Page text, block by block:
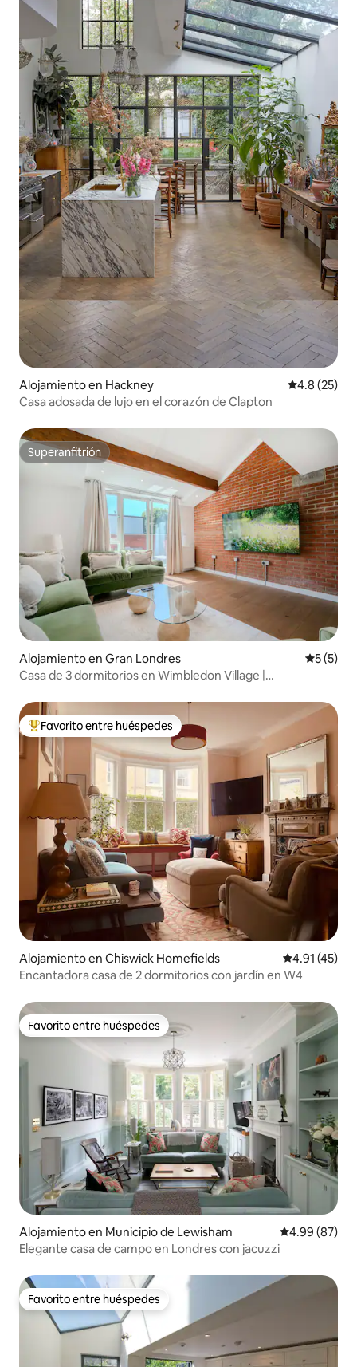
Alojamiento en Hackney Calificación
4.8 (25)
Casa adosada de lujo en el corazón de Clapton
Superanfitrión
Superanfitrión
Alojamiento en Gran Londres
5 (5)
Casa de 3 dormitorios en Wimbledon Village |
Favorito entre huéspedes preferido
Favorito entre huéspedes
Alojamiento en Chiswick Homefields Calificación
4.91 (45)
Encantadora casa de 2 dormitorios con jardín en W4
Favorito entre huéspedes
Favorito entre huéspedes
Alojamiento en Municipio de Lewisham Calificación
4.99 (87)
Elegante casa de campo en Londres con jacuzzi
Favorito entre huéspedes
Favorito entre huéspedes